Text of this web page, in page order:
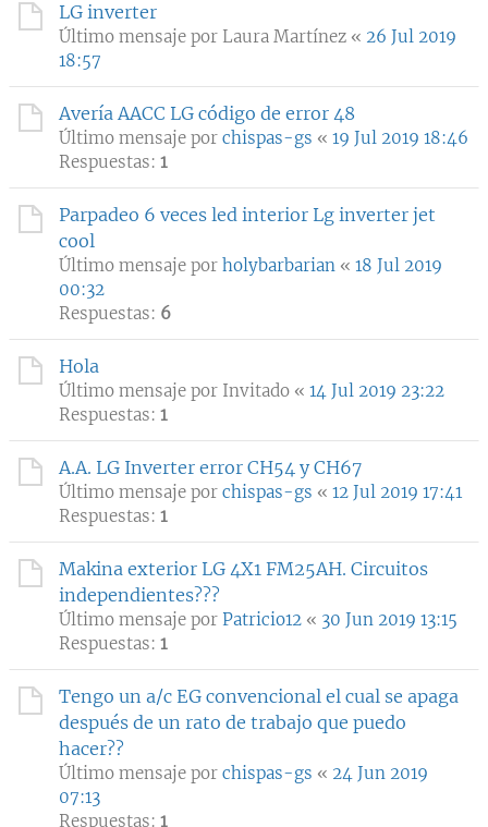
LG inverter
Último mensaje por Laura Martínez « 26 Jul 2019
18:57
Avería AACC LG código de error 48
Último mensaje por chispas-gs « 19 Jul 2019 18:46
Respuestas: 1
Parpadeo 6 veces led interior Lg inverter jet
cool
Último mensaje por holybarbarian « 18 Jul 2019
00:32
Respuestas: 6
Hola
Último mensaje por Invitado « 14 Jul 2019 23:22
Respuestas: 1
A.A. LG Inverter error CH54 y CH67
Último mensaje por chispas-gs « 12 Jul 2019 17:41
Respuestas: 1
Makina exterior LG 4X1 FM25AH. Circuitos
independientes???
Último mensaje por Patricio12 « 30 Jun 2019 13:15
Respuestas: 1
Tengo un a/c EG convencional el cual se apaga
después de un rato de trabajo que puedo
hacer??
Último mensaje por chispas-gs « 24 Jun 2019
07:13
Respuestas: 1